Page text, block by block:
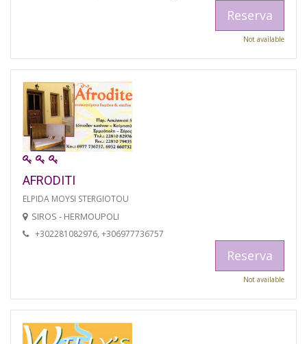
Reserva
Not available
AFRODITI
ELPIDA MOYSI STERGIOTOU
SIROS - HERMOUPOLI
+302281082976, +306977736757
Reserva
Not available